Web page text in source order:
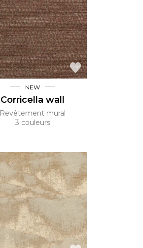
NEW
Corricella wall
Revêtement mural
3 couleurs